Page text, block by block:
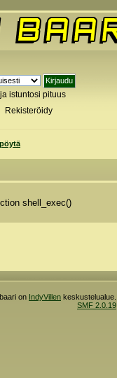
istuntosi pituus
Rekisteröidy
shell_exec()
on IndyVillen
SMF 2.0.19